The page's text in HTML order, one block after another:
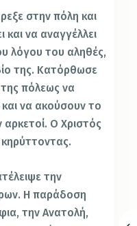
στην πόλη και
και να αναγγέλλει
λόγου του αληθές,
της. Κατόρθωσε
της πόλεως να
να ακούσουν το
Ο Χριστός
την
Η παράδοση
την Ανατολή,